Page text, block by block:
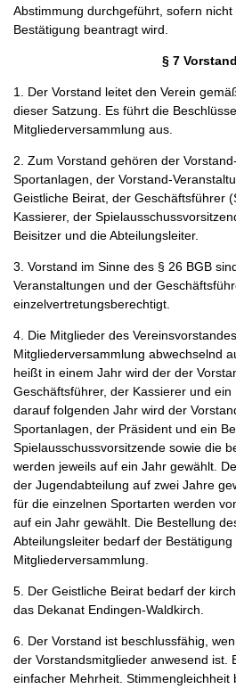
Abstimmung durchgeführt, sofern
Bestätigung beantragt wird.
§ 7 Vorstand
1. Der Vorstand leitet den Verein
dieser Satzung. Es führt die
Mitgliederversammlung aus.
2. Zum Vorstand gehören der
Sportanlagen, der Vorstand-
Geistliche Beirat, der Geschäftsführer
Kassierer, der
Beisitzer und die Abteilungsleiter.
3. Vorstand im Sinne des § 26 BGB
Veranstaltungen und der
einzelvertretungsberechtigt.
4. Die Mitglieder des
Mitgliederversammlung abwechselnd
heißt in einem Jahr wird der der
Geschäftsführer, der Kassierer und ein
darauf folgenden Jahr wird der
Sportanlagen, der Präsident und ein
Spielausschussvorsitzende sowie die
werden jeweils auf ein Jahr gewählt.
der Jugendabteilung auf zwei Jahre
für die einzelnen Sportarten werden
auf ein Jahr gewählt. Die Bestellung
Abteilungsleiter bedarf der
Mitgliederversammlung.
5. Der Geistliche Beirat bedarf der
das Dekanat Endingen-Waldkirch.
6. Der Vorstand ist beschlussfähig,
der Vorstandsmitglieder anwesend ist.
einfacher Mehrheit. Stimmengleichheit